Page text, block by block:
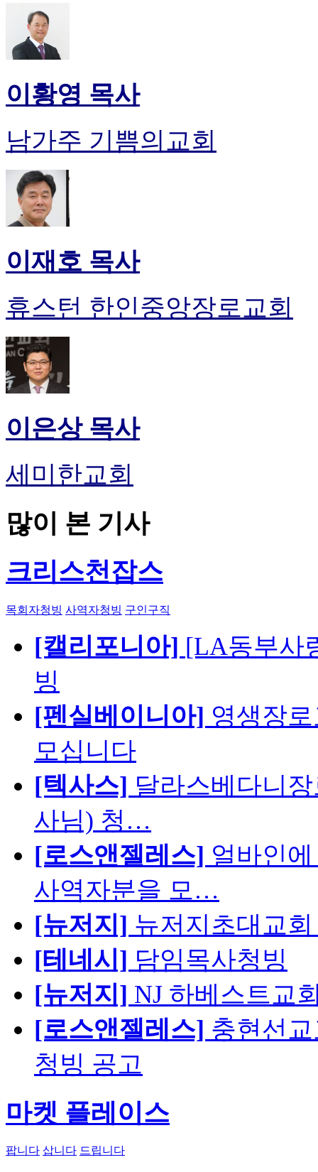
이황영 목사
남가주 기쁨의교회
이재호 목사
휴스턴 한인중앙장로교회
이은상 목사
세미한교회
많이 본 기사
크리스천잡스
목회자청빙 사역자청빙 구인구직
[캘리포니아] [LA동부사
빙
[펜실베이니아] 영생장
모십니다
[텍사스] 달라스베다니
사님) 청…
[로스앤젤레스] 얼바인
사역자분을 모…
[뉴저지] 뉴저지초대교
[테네시] 담임목사청빙
[뉴저지] NJ 하베스트교
[로스앤젤레스] 충현선
청빙 공고
마켓 플레이스
팝니다 삽니다 드립니다